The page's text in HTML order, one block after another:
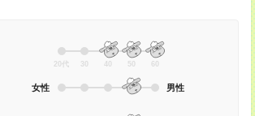
20代 30 40 50 60
女性 男性